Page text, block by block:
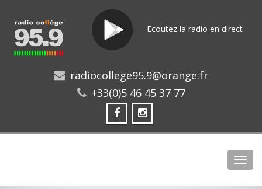
Ecoutez la radio en direct
radiocollege95.9@orange.fr
+33(0)5 46 45 37 77